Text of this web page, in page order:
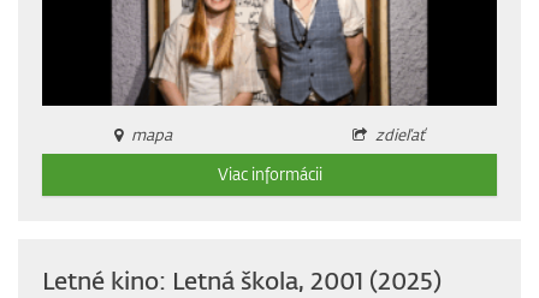
mapa
zdieľať
Viac informácii
Letné kino: Letná škola, 2001 (2025)